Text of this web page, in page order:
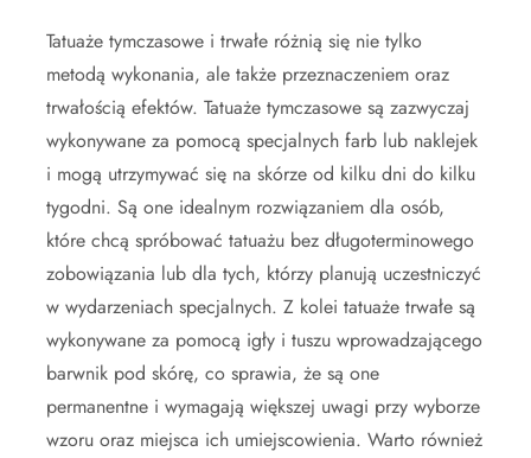
Tatuaże tymczasowe i trwałe różnią się nie tylko
metodą wykonania, ale także przeznaczeniem oraz
trwałością efektów. Tatuaże tymczasowe są zazwyczaj
wykonywane za pomocą specjalnych farb lub naklejek
i mogą utrzymywać się na skórze od kilku dni do kilku
tygodni. Są one idealnym rozwiązaniem dla osób,
które chcą spróbować tatuażu bez długoterminowego
zobowiązania lub dla tych, którzy planują uczestniczyć
w wydarzeniach specjalnych. Z kolei tatuaże trwałe są
wykonywane za pomocą igły i tuszu wprowadzającego
barwnik pod skórę, co sprawia, że są one
permanentne i wymagają większej uwagi przy wyborze
wzoru oraz miejsca ich umiejscowienia. Warto również